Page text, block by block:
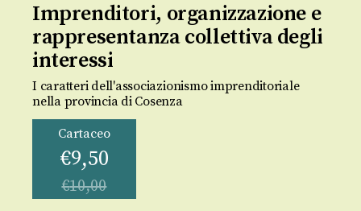
Imprenditori, organizzazione e
rappresentanza collettiva degli
interessi
I caratteri dell'associazionismo imprenditoriale
nella provincia di Cosenza
Cartaceo
€9,50
€10,00